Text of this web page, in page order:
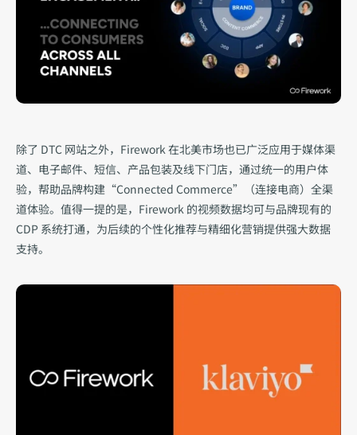
除了 DTC 网站之外，Firework 在北美市场也已广泛应用于媒体渠
道、电子邮件、短信、产品包装及线下门店，通过统一的用户体
验，帮助品牌构建“Connected Commerce”（连接电商）全渠
道体验。值得一提的是，Firework 的视频数据均可与品牌现有的
CDP 系统打通，为后续的个性化推荐与精细化营销提供强大数据
支持。